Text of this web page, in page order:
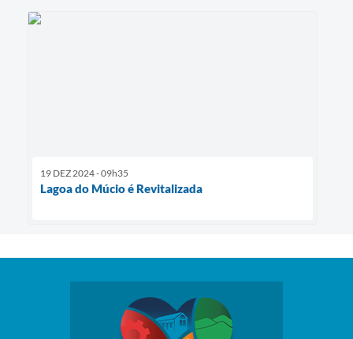
19 DEZ 2024 - 09h35
Lagoa do Múcio é Revitalizada